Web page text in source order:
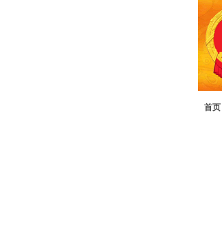
首页